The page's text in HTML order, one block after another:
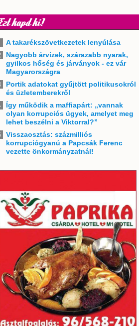
A takarékszövetkezetek lenyúlása
Nagyobb árvizek, szárazabb nyarak,
gyilkos hőség és járványok - ez vár
Magyarországra
Portik adatokat gyűjtött politikusokról
és üzletemberekről
Így működik a maffiapárt: „vannak
olyan korrupciós ügyek, amelyet meg
lehet beszélni a Viktorral?”
Visszaosztás: százmilliós
korrupciógyanú a Papcsák Ferenc
vezette önkormányzatnál!